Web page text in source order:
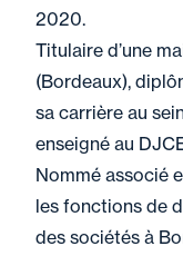
2020.
Titulaire d’une
(Bordeaux),
sa carrière au
enseigné au
Nommé associé
les fonctions de
des sociétés à